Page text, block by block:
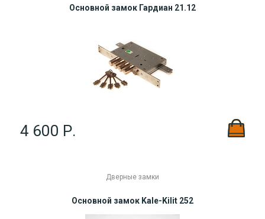
Основной замок Гардиан 21.12
4 600 Р.
Дверные замки
Основной замок Kale-Kilit 252